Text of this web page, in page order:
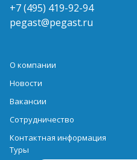
+7 (495) 419-92-94
pegast@pegast.ru
О компании
Новости
Вакансии
Сотрудничество
Контактная информация
Туры